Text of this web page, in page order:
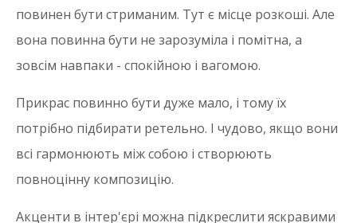
повинен бути стриманим. Тут є місце розкоші. Але
вона повинна бути не зарозуміла і помітна, а
зовсім навпаки - спокійною і вагомою.
Прикрас повинно бути дуже мало, і тому їх
потрібно підбирати ретельно. І чудово, якщо вони
всі гармонюють між собою і створюють
повноцінну композицію.
Акценти в інтер'єрі можна підкреслити яскравими